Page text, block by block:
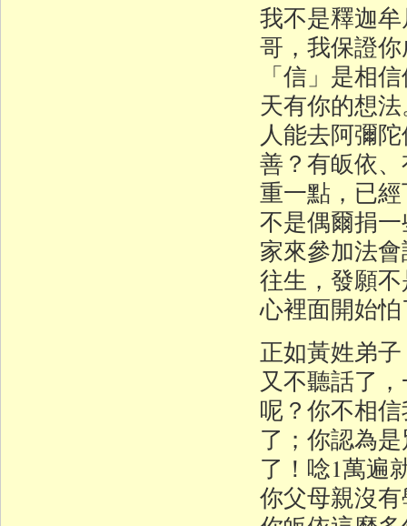
我不是釋迦
哥，我保證
「信」是相
天有你的想
人能去阿彌
善？有皈依
重一點，已
不是偶爾捐
家來參加法
往生，發願
心裡面開始
正如黃姓弟
又不聽話了
呢？你不相
了；你認為
了！唸1萬遍
你父母親沒